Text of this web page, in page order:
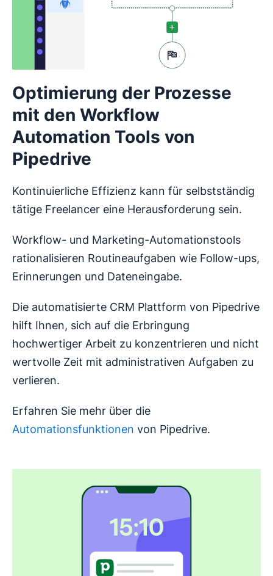
Optimierung der Prozesse
mit den Workflow
Automation Tools von
Pipedrive
Kontinuierliche Effizienz kann für selbstständig
tätige Freelancer eine Herausforderung sein.
Workflow- und Marketing-Automationstools
rationalisieren Routineaufgaben wie Follow-ups,
Erinnerungen und Dateneingabe.
Die automatisierte CRM Plattform von Pipedrive
hilft Ihnen, sich auf die Erbringung
hochwertiger Arbeit zu konzentrieren und nicht
wertvolle Zeit mit administrativen Aufgaben zu
verlieren.
Erfahren Sie mehr über die
Automationsfunktionen von Pipedrive.